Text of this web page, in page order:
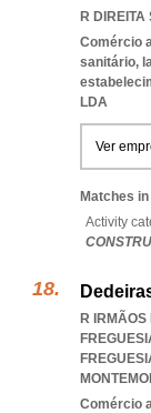
R DIREITA
Comércio
sanitário,
LDA
Ver
Matches
Activity
R
Comércio